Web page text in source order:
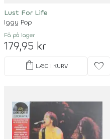
Lust For Life
Iggy Pop
Få på lager
179,95 kr
shopping_bag LÆG I KURV favorite